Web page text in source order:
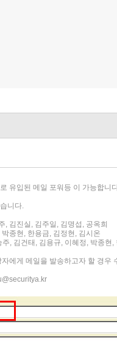
유입된 메일 포워등 이 가능합니
니다.
, 김진실, 김주일, 김명섭, 공옥희
박종현, 한용금, 김정현, 김시온
주, 김건태, 김용규, 이혜정, 박종현
에게 메일을 발송하고자 할 경우